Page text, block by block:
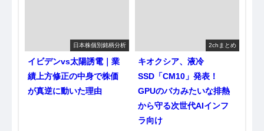
日本株個別銘柄分析
イビデンvs太陽誘電｜業
績上方修正の中身で株価
が真逆に動いた理由
2chまとめ
キオクシア、液冷
SSD「CM10」発表！
GPUのバカみたいな排熱
から守る次世代AIインフ
ラ向け